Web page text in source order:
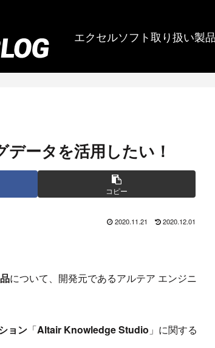
エクセルソフト取り扱い製
ータを活用したい！
コピー
2020.11.21 2020.12.01
について、開発元であるアルテア エンジニ
ョン 「Altair Knowledge Studio 」に関する